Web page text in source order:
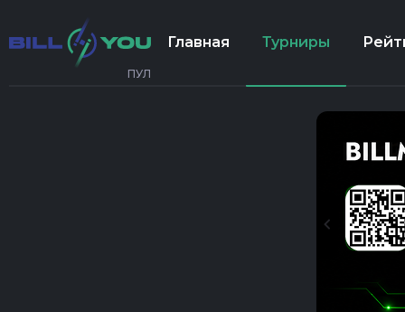
ПУЛ
Главная Турниры